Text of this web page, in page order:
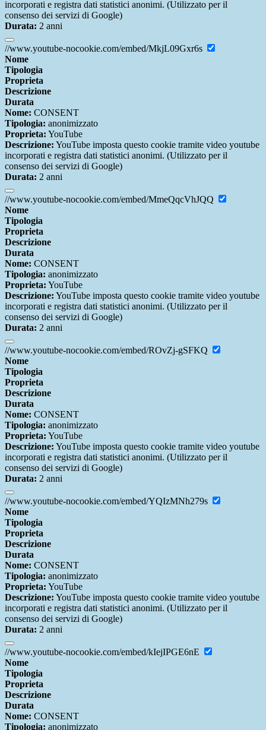
incorporati e registra dati statistici anonimi. (Utilizzato per il
consenso dei servizi di Google)
Durata: 2 anni
//www.youtube-nocookie.com/embed/MkjL09Gxr6s
Nome
Tipologia
Proprieta
Descrizione
Durata
Nome: CONSENT
Tipologia: anonimizzato
Proprieta: YouTube
Descrizione: YouTube imposta questo cookie tramite video youtube
incorporati e registra dati statistici anonimi. (Utilizzato per il
consenso dei servizi di Google)
Durata: 2 anni
//www.youtube-nocookie.com/embed/MmeQqcVhJQQ
Nome
Tipologia
Proprieta
Descrizione
Durata
Nome: CONSENT
Tipologia: anonimizzato
Proprieta: YouTube
Descrizione: YouTube imposta questo cookie tramite video youtube
incorporati e registra dati statistici anonimi. (Utilizzato per il
consenso dei servizi di Google)
Durata: 2 anni
//www.youtube-nocookie.com/embed/ROvZj-gSFKQ
Nome
Tipologia
Proprieta
Descrizione
Durata
Nome: CONSENT
Tipologia: anonimizzato
Proprieta: YouTube
Descrizione: YouTube imposta questo cookie tramite video youtube
incorporati e registra dati statistici anonimi. (Utilizzato per il
consenso dei servizi di Google)
Durata: 2 anni
//www.youtube-nocookie.com/embed/YQIzMNh279s
Nome
Tipologia
Proprieta
Descrizione
Durata
Nome: CONSENT
Tipologia: anonimizzato
Proprieta: YouTube
Descrizione: YouTube imposta questo cookie tramite video youtube
incorporati e registra dati statistici anonimi. (Utilizzato per il
consenso dei servizi di Google)
Durata: 2 anni
//www.youtube-nocookie.com/embed/kIejIPGE6nE
Nome
Tipologia
Proprieta
Descrizione
Durata
Nome: CONSENT
Tipologia: anonimizzato